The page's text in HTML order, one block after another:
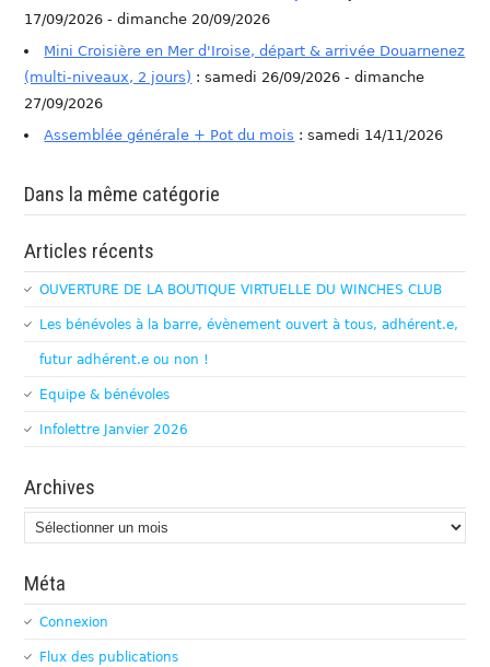
17/09/2026 - dimanche 20/09/2026
Mini Croisière en Mer d'Iroise, départ & arrivée Douarnenez
(multi-niveaux, 2 jours) : samedi 26/09/2026 - dimanche
27/09/2026
Assemblée générale + Pot du mois : samedi 14/11/2026
Dans la même catégorie
Articles récents
OUVERTURE DE LA BOUTIQUE VIRTUELLE DU WINCHES CLUB
Les bénévoles à la barre, évènement ouvert à tous, adhérent.e,
futur adhérent.e ou non !
Equipe & bénévoles
Infolettre Janvier 2026
Archives
Archives
Méta
Connexion
Flux des publications